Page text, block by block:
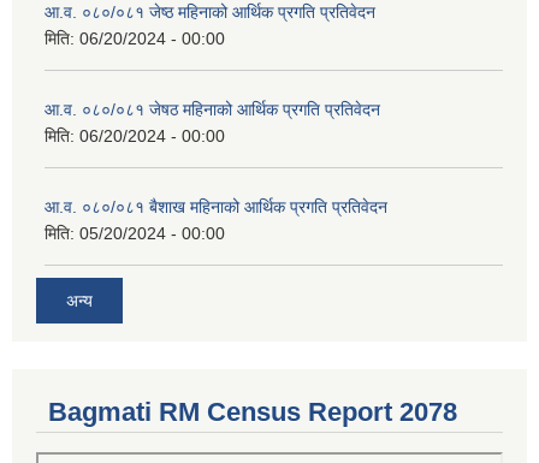
आ.व. ०८०/०८१ जेष्ठ महिनाको आर्थिक प्रगति प्रतिवेदन
मिति: 06/20/2024 - 00:00
आ.व. ०८०/०८१ जेषठ महिनाको आर्थिक प्रगति प्रतिवेदन
मिति: 06/20/2024 - 00:00
आ.व. ०८०/०८१ बैशाख महिनाको आर्थिक प्रगति प्रतिवेदन
मिति: 05/20/2024 - 00:00
अन्य
Bagmati RM Census Report 2078